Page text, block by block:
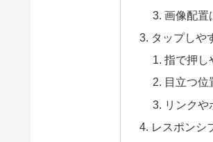
画像配置
タップしや
指で押し
目立つ
リンク
レスポンシ